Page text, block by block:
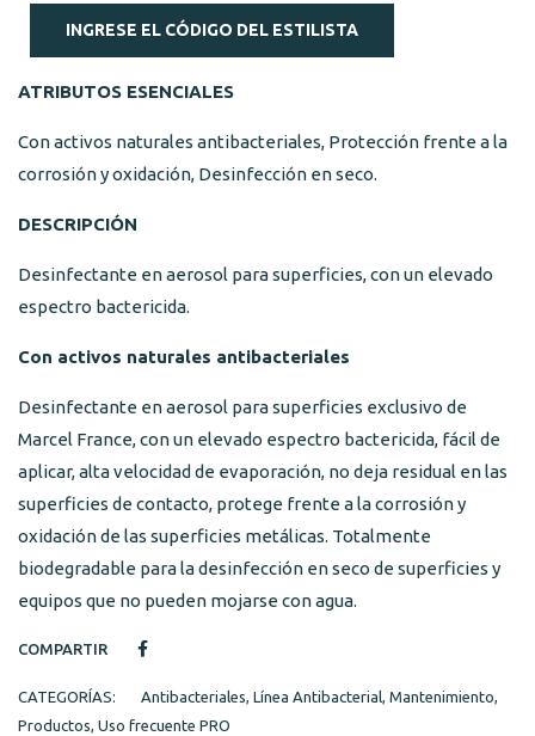
INGRESE EL CÓDIGO DEL ESTILISTA
ATRIBUTOS ESENCIALES
Con activos naturales antibacteriales, Protección frente a la
corrosión y oxidación, Desinfección en seco.
DESCRIPCIÓN
Desinfectante en aerosol para superficies, con un elevado
espectro bactericida.
Con activos naturales antibacteriales
Desinfectante en aerosol para superficies exclusivo de
Marcel France, con un elevado espectro bactericida, fácil de
aplicar, alta velocidad de evaporación, no deja residual en las
superficies de contacto, protege frente a la corrosión y
oxidación de las superficies metálicas. Totalmente
biodegradable para la desinfección en seco de superficies y
equipos que no pueden mojarse con agua.
COMPARTIR
CATEGORÍAS: Antibacteriales, Línea Antibacterial, Mantenimiento,
Productos, Uso frecuente PRO